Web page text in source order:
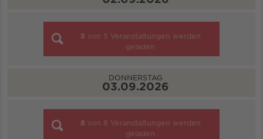
5 von 5 Veranstaltungen werden
geladen
DONNERSTAG
03.09.2026
8 von 8 Veranstaltungen werden
geladen